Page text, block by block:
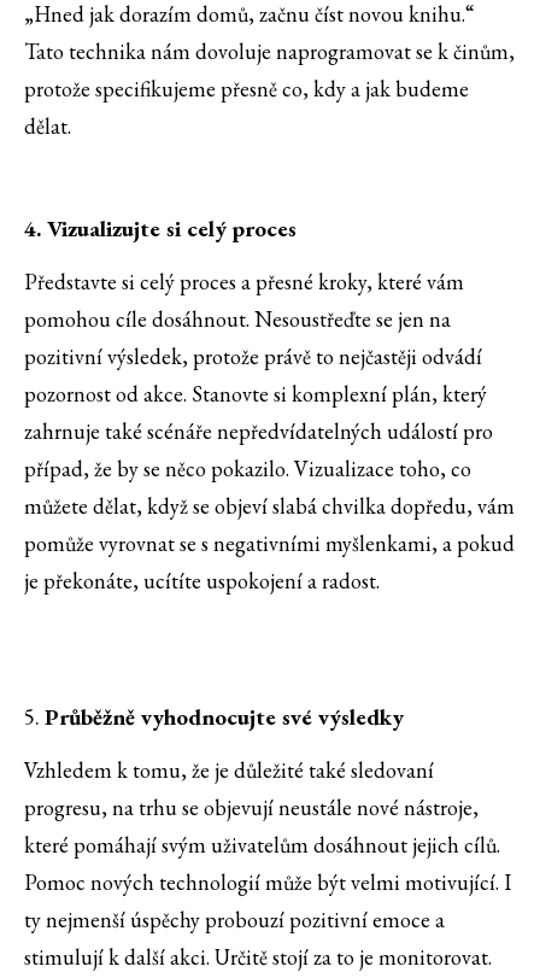
„Hned jak dorazím domů, začnu číst novou knihu.“
Tato technika nám dovoluje naprogramovat se k činům,
protože specifikujeme přesně co, kdy a jak budeme
dělat.
4. Vizualizujte si celý proces
Představte si celý proces a přesné kroky, které vám
pomohou cíle dosáhnout. Nesoustřeďte se jen na
pozitivní výsledek, protože právě to nejčastěji odvádí
pozornost od akce. Stanovte si komplexní plán, který
zahrnuje také scénáře nepředvídatelných událostí pro
případ, že by se něco pokazilo. Vizualizace toho, co
můžete dělat, když se objeví slabá chvilka dopředu, vám
pomůže vyrovnat se s negativními myšlenkami, a pokud
je překonáte, ucítíte uspokojení a radost.
5. Průběžně vyhodnocujte své výsledky
Vzhledem k tomu, že je důležité také sledovaní
progresu, na trhu se objevují neustále nové nástroje,
které pomáhají svým uživatelům dosáhnout jejich cílů.
Pomoc nových technologií může být velmi motivující. I
ty nejmenší úspěchy probouzí pozitivní emoce a
stimulují k další akci. Určitě stojí za to je monitorovat.